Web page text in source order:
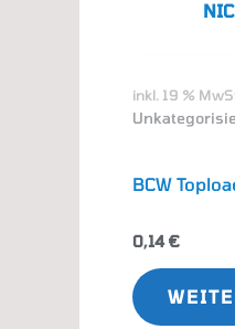
inkl. 19 %
BCW
0,14€